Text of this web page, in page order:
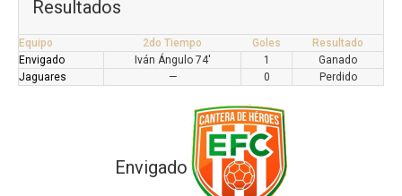
Resultados
Equipo 2do Tiempo Goles
Resultado
Envigado
Iván Ángulo 74' 1
Ganado
Jaguares
— 0 Perdido
Envigado